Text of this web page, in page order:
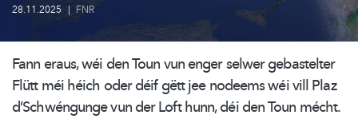
28.11.2025 | FNR
Fann eraus, wéi den Toun vun enger selwer gebastelter
Flütt méi héich oder déif gëtt jee nodeems wéi vill Plaz
d’Schwéngungevun der Loft hunn, déi den Toun mécht.